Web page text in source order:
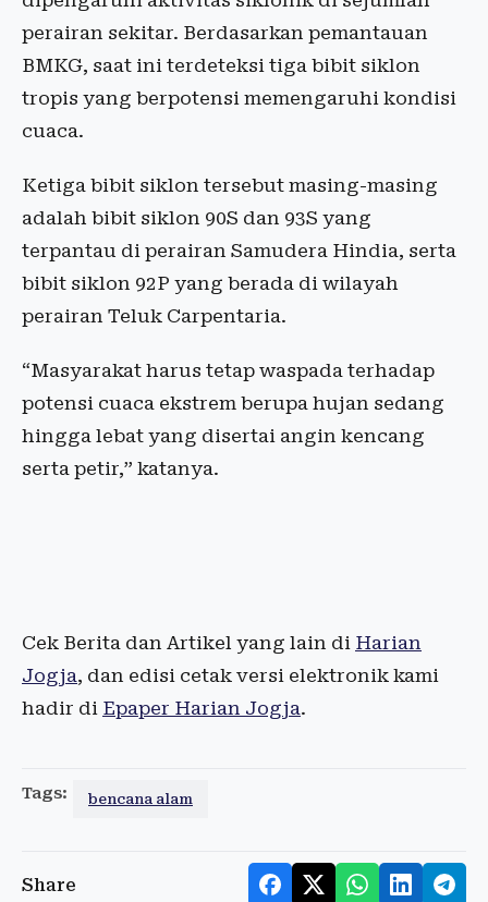
perairan sekitar. Berdasarkan pemantauan
BMKG, saat ini terdeteksi tiga bibit siklon
tropis yang berpotensi memengaruhi kondisi
cuaca.
Ketiga bibit siklon tersebut masing-masing
adalah bibit siklon 90S dan 93S yang
terpantau di perairan Samudera Hindia, serta
bibit siklon 92P yang berada di wilayah
perairan Teluk Carpentaria.
“Masyarakat harus tetap waspada terhadap
potensi cuaca ekstrem berupa hujan sedang
hingga lebat yang disertai angin kencang
serta petir,” katanya.
Cek Berita dan Artikel yang lain di Harian
Jogja, dan edisi cetak versi elektronik kami
hadir di Epaper Harian Jogja.
Tags: bencana alam
Share